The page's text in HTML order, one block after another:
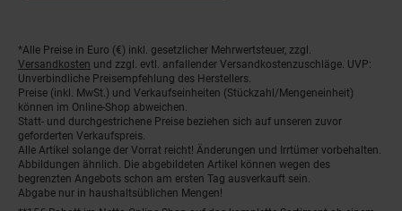
Fußnoten
*Alle Preise in Euro (€) inkl. gesetzlicher Mehrwertsteuer, zzgl.
Versandkosten und zzgl. evtl. anfallender Versandkostenzuschläge. UVP:
Unverbindliche Preisempfehlung des Herstellers.
Preise (inkl. MwSt.) und Verkaufseinheiten (Stückzahl/Mengeneinheit)
können im Online-Shop abweichen.
Statt- und durchgestrichene Preise beziehen sich auf unseren zuvor
geforderten Verkaufspreis.
Alle Artikel solange der Vorrat reicht! Änderungen und Irrtümer vorbehalten.
Abbildungen ähnlich. Die abgebildeten Artikel können wegen des
begrenzten Angebots schon am ersten Tag ausverkauft sein.
Abgabe nur in haushaltsüblichen Mengen!